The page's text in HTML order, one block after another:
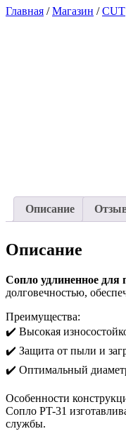
Главная /Магазин /CUT
Описание
Описание
Сопло удлиненное для
долговечностью,
Преимущества:
✔️ Высокая
✔️ Защита от пыли и
✔️ Оптимальный диаметр
Особенности
Сопло PT-31
службы.